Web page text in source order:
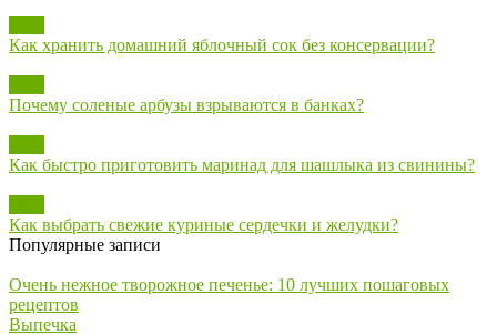
Как хранить домашний яблочный сок без консервации?
Почему соленые арбузы взрываются в банках?
Как быстро приготовить маринад для шашлыка из свинины?
Как выбрать свежие куриные сердечки и желудки?
Популярные записи
Очень нежное творожное печенье: 10 лучших пошаговых
рецептов
Выпечка